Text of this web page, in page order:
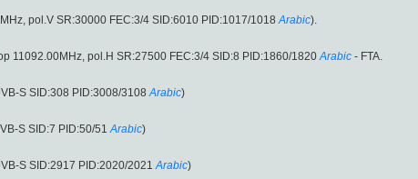
pol.V SR:30000 FEC:3/4 SID:6010 PID:1017/1018 Arabic).
11092.00MHz, pol.H SR:27500 FEC:3/4 SID:8 PID:1860/1820 Arabic - FTA.
S SID:308 PID:3008/3108 Arabic)
S SID:7 PID:50/51 Arabic)
S SID:2917 PID:2020/2021 Arabic)